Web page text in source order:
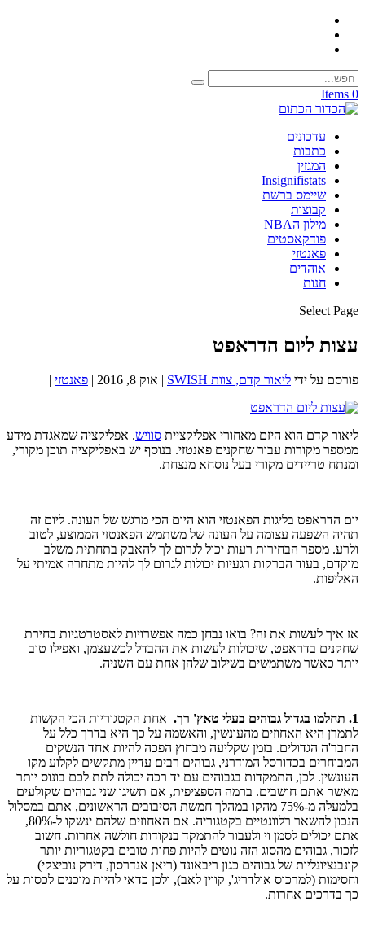
0 Items
עדכונים
כתבות
המגזין
Insignifistats
שיימס ברשת
קבוצות
מילון הNBA
פודקאסטים
פאנטזי
אוהדים
חנות
Select Page
עצות ליום הדראפט
פורסם על ידי ליאור קדם, צוות SWISH | אוק 8, 2016 | פאנטזי |
ליאור קדם הוא היזם מאחורי אפליקציית סוויש. אפליקציה שמאגדת מידע
ממספר מקורות עבור שחקנים פאנטזי. בנוסף יש באפליקציה תוכן מקורי,
ומנתח טריידים מקורי בעל נוסחא מנצחת.
יום הדראפט בליגות הפאנטזי הוא היום הכי מרגש של העונה. ליום זה
תהיה השפעה עצומה על העונה של משתמש הפאנטזי הממוצע, לטוב
ולרע. מספר הבחירות רעות יכול לגרום לך להאבק בתחתית משלב
מוקדם, בעוד הברקות רגעיות יכולות לגרום לך להיות מתחרה אמיתי על
האליפות.
אז איך לעשות את זה? בואו נבחן כמה אפשרויות לאסטרטגיות בחירת
שחקנים בדראפט, שיכולות לעשות את ההבדל לכשעצמן, ואפילו טוב
יותר כאשר משתמשים בשילוב שלהן אחת עם השניה.
1. תחלמו בגדול גבוהים בעלי טאץ' רך.
אחת הקטגוריות הכי הקשות
לתמרן היא האחוזים מהעונשין, והאשמה על כך היא בדרך כלל על
החבר'ה הגדולים. בזמן שקליעה מבחוץ הפכה להיות אחד הנשקים
המבוחרים בכדורסל המודרני, גבוהים רבים עדיין מתקשים לקלוע מקו
העונשין. לכן, התמקדות בגבוהים עם יד רכה יכולה לתת לכם בונוס יותר
מאשר אתם חושבים. ברמה הספציפית, אם תשיגו שני גבוהים שקולעים
בלמעלה מ-75% מהקו במהלך חמשת הסיבובים הראשונים, אתם במסלול
הנכון להשאר רלוונטיים בקטגוריה. אם האחוזים שלהם ינשקו ל-80%,
אתם יכולים לסמן וי ולעבור להתמקד בנקודות חולשה אחרות. חשוב
לזכור, גבוהים מהסוג הזה נוטים להיות פחות טובים בקטגוריות יותר
קונבנציונליות של גבוהים כגון ריבאונד (ריאן אנדרסון, דירק נוביצקי)
וחסימות (למרכוס אולדריג', קווין לאב), ולכן כדאי להיות מוכנים לכסות על
כך בדרכים אחרות.